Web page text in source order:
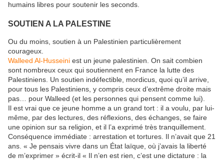
humains libres pour soutenir les seconds.
SOUTIEN A LA PALESTINE
Ou du moins, soutien à un Palestinien particulièrement
courageux.
Walleed Al-Husseini est un jeune palestinien. On sait combien
sont nombreux ceux qui soutiennent en France la lutte des
Palestiniens. Un soutien indéfectible, mordicus, quoi qu’il arrive,
pour tous les Palestiniens, y compris ceux d’extrême droite mais
pas… pour Walleed (et les personnes qui pensent comme lui).
Il est vrai que ce jeune homme a un grand tort : il a voulu, par lui-
même, par des lectures, des réflexions, des échanges, se faire
une opinion sur sa religion, et il l’a exprimé très tranquillement.
Conséquence immédiate : arrestation et tortures. Il n’avait que 21
ans. « Je pensais vivre dans un État laïque, où j’avais la liberté
de m’exprimer » écrit-il « Il n’en est rien, c’est une dictature : la